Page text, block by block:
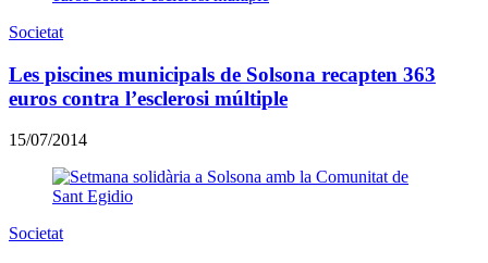
Societat
Les piscines municipals de Solsona recapten 363
euros contra l’esclerosi múltiple
15/07/2014
Societat